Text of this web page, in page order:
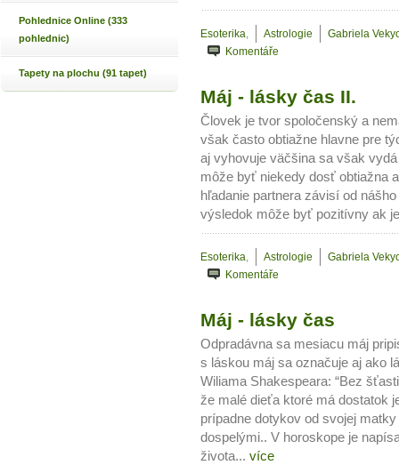
Pohlednice Online (333
pohlednic)
Tapety na plochu (91 tapet)
Esoterika, Astrologie
Gabriela
Komentáře
Máj - lásky čas II.
Človek je tvor spoločenský a
však často obtiažne hlavne pre
aj vyhovuje väčšina sa však
môže byť niekedy dosť obtiažna
hľadanie partnera závisí od
výsledok môže byť pozitívny ak
Esoterika, Astrologie
Gabriela
Komentáře
Máj - lásky čas
Odpradávna sa mesiacu máj
s láskou máj sa označuje aj ako
Wiliama Shakespeara: “Bez
že malé dieťa ktoré má dostatok
prípadne dotykov od svojej
dospelými.. V horoskope je
života... více